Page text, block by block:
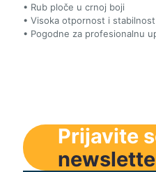
• Rub ploče u crnoj boji
• Visoka otpornost i stabilnost
• Pogodne za profesionalnu
Prijavite